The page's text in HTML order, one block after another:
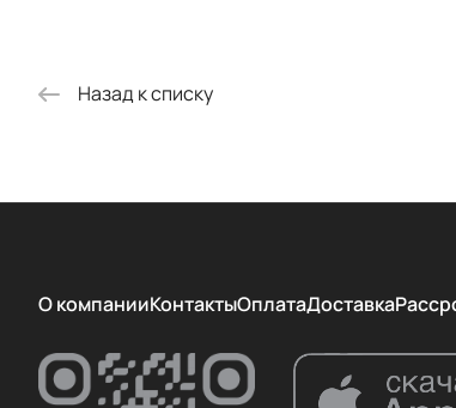
Назад к списку
О компанииКонтактыОплатаДоставка